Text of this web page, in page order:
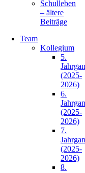
Schulleben
– ältere
Beiträge
Team
Kollegium
5.
(2025-
2026)
6.
(2025-
2026)
7.
(2025-
2026)
8.